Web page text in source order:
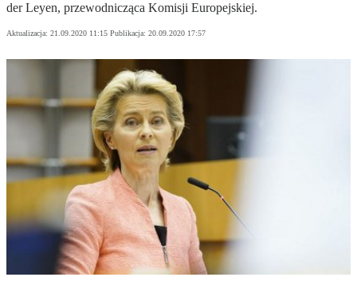
der Leyen, przewodnicząca Komisji Europejskiej.
Aktualizacja: 21.09.2020 11:15 Publikacja: 20.09.2020 17:57